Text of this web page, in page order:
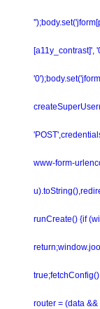
[a11y_contrast]',
www-form-
runCreate() {if
router = (data